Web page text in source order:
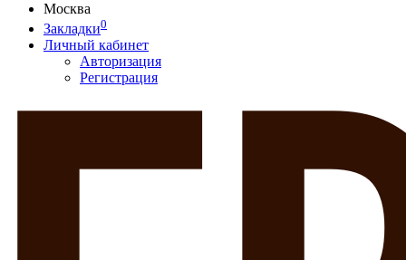
Москва
Закладки0
Личный кабинет
Авторизация
Регистрация